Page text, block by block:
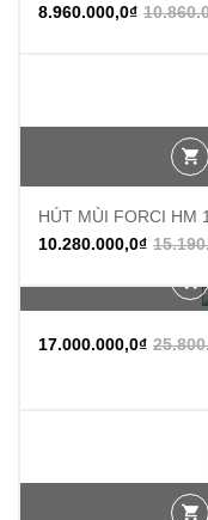
8.960.000,0₫
HÚT MÙI FORCI HM
10.280.000,0₫
17.000.000,0₫